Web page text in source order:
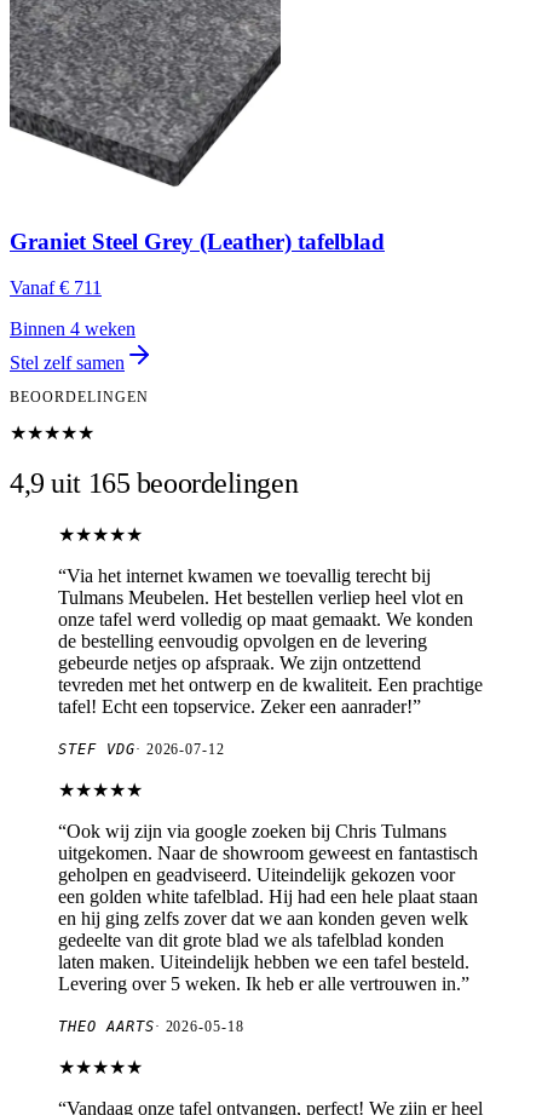
Graniet Steel Grey (Leather) tafelblad
Vanaf € 711
Binnen 4 weken
Stel zelf samen
BEOORDELINGEN
★★★★★
4,9 uit 165 beoordelingen
★★★★★
“Via het internet kwamen we toevallig terecht bij
Tulmans Meubelen. Het bestellen verliep heel vlot en
onze tafel werd volledig op maat gemaakt. We konden
de bestelling eenvoudig opvolgen en de levering
gebeurde netjes op afspraak. We zijn ontzettend
tevreden met het ontwerp en de kwaliteit. Een prachtige
tafel! Echt een topservice. Zeker een aanrader!”
STEF VDG· 2026-07-12
★★★★★
“Ook wij zijn via google zoeken bij Chris Tulmans
uitgekomen. Naar de showroom geweest en fantastisch
geholpen en geadviseerd. Uiteindelijk gekozen voor
een golden white tafelblad. Hij had een hele plaat staan
en hij ging zelfs zover dat we aan konden geven welk
gedeelte van dit grote blad we als tafelblad konden
laten maken. Uiteindelijk hebben we een tafel besteld.
Levering over 5 weken. Ik heb er alle vertrouwen in.”
THEO AARTS· 2026-05-18
★★★★★
“Vandaag onze tafel ontvangen, perfect! We zijn er heel